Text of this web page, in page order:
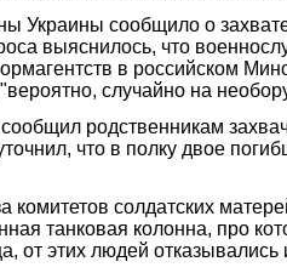
Украины сообщило о
выяснилось, что
в российском
случайно на
родственникам
что в полку двое
комитетов солдатских
танковая колонна, про
от этих людей